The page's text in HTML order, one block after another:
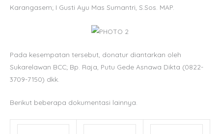
Karangasem; I Gusti Ayu Mas Sumantri, S.Sos. MAP.
Pada kesempatan tersebut, donatur diantarkan oleh
Sukarelawan BCC; Bp. Raja, Putu Gede Asnawa Dikta (0822-
3709-7150) dkk.
Berikut beberapa dokumentasi lainnya.